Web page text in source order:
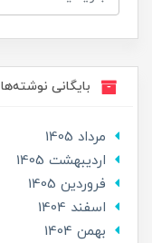
بایگانی نوشته‌ها
مرداد 1405
ارديبهشت 1405
فروردین 1405
اسفند 1404
بهمن 1404